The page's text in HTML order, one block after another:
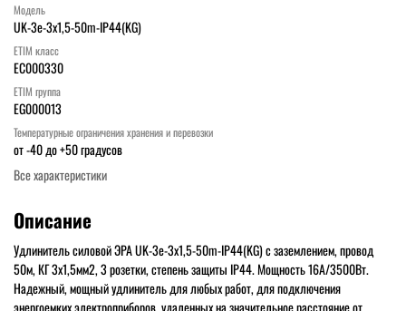
Модель
UK-3e-3x1,5-50m-IP44(KG)
ETIM класс
EC000330
ETIM группа
EG000013
Температурные ограничения хранения и перевозки
от -40 до +50 градусов
Все характеристики
Описание
Удлинитель силовой ЭРА UK-3e-3x1,5-50m-IP44(KG) с заземлением, провод
50м, КГ 3x1,5мм2, 3 розетки, степень защиты IP44. Мощность 16А/3500Вт.
Надежный, мощный удлинитель для любых работ, для подключения
энергоемких электроприборов, удаленных на значительное расстояние от